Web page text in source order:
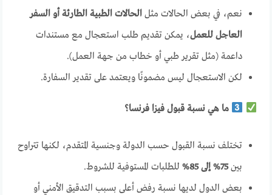
نعم، في بعض الحالات مثلالحالات الطبية الطارئة أو السفر
العاجل للعمل، يمكن تقديم طلب استعجال مع مستندات
داعمة (مثل تقرير طبي أو خطاب من جهة العمل).
لكن الاستعجال ليس مضمونًا ويعتمد على تقدير السفارة.
ما هي نسبة قبول فيزا فرنسا؟
تختلف نسبة القبول حسب الدولة وجنسية المتقدم، لكنها تتراوح
بين75% إلى 85%
للطلبات المستوفية للشروط.
بعض الدول لديها نسبة رفض أعلى بسبب التدقيق الأمني أو